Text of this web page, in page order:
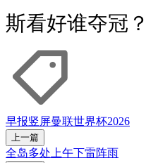
斯看好谁夺冠？
早报竖屏曼联世界杯2026
上一篇
全岛多处上午下雷阵雨